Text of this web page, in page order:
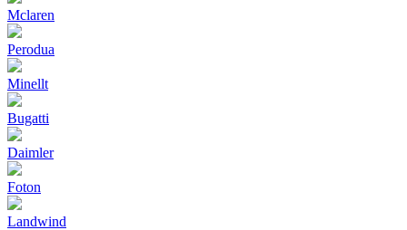
Mclaren
Perodua
Minellt
Bugatti
Daimler
Foton
Landwind